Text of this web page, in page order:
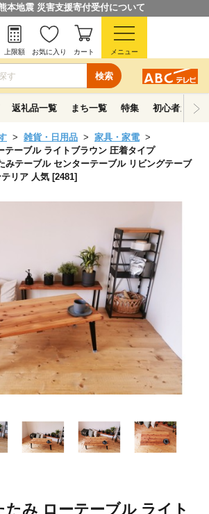
本地震 災害支援寄付受付について
検索
上限額 お気に入り カート メニュー
返礼品一覧 まち一覧 特集 初心者ガイド
雑貨・日用品
家具・家電
テーブル ライトブラウン 圧着タイプ
みテーブル センターテーブル リビングテーブ
リア 人気 [2481]
たみ ローテーブル ライト